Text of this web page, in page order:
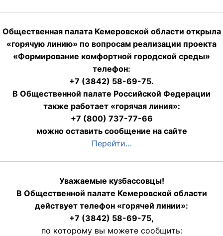
Общественная палата Кемеровской области открыла
«горячую линию» по вопросам реализации проекта
«Формирование комфортной городской среды»
телефон:
+7 (3842) 58-69-75.
В Общественной палате Российской Федерации
также работает «горячая линия»:
+7 (800) 737-77-66
можно оставить сообщение на сайте
Перейти…
Уважаемые кузбассовцы!
В Общественной палате Кемеровской области
действует телефон «горячей линии»:
+7 (3842) 58-69-75,
по которому вы можете сообщить: